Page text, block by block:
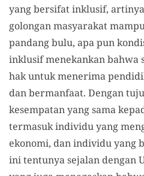
yang bersifat inklusif,
golongan masyarakat
pandang bulu, apa pun
inklusif menekankan bahwa
hak untuk menerima
dan bermanfaat. Dengan
kesempatan yang sama
termasuk individu yang
ekonomi, dan individu yang
ini tentunya sejalan dengan